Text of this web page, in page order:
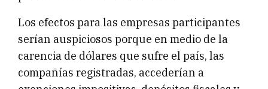
Los efectos para las empresas participantes
serían auspiciosos porque en medio de la
carencia de dólares que sufre el país, las
compañías registradas, accederían a